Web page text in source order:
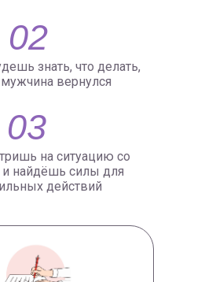
02
03
знать, что делать,
вернулся
на ситуацию со
найдёшь силы для
действий